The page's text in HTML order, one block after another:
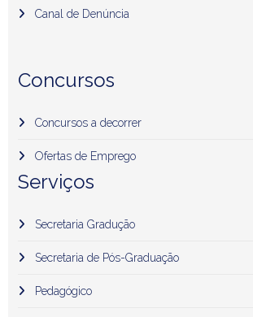
Canal de Denúncia
Concursos
Concursos a decorrer
Ofertas de Emprego
Serviços
Secretaria Gradução
Secretaria de Pós-Graduação
Pedagógico